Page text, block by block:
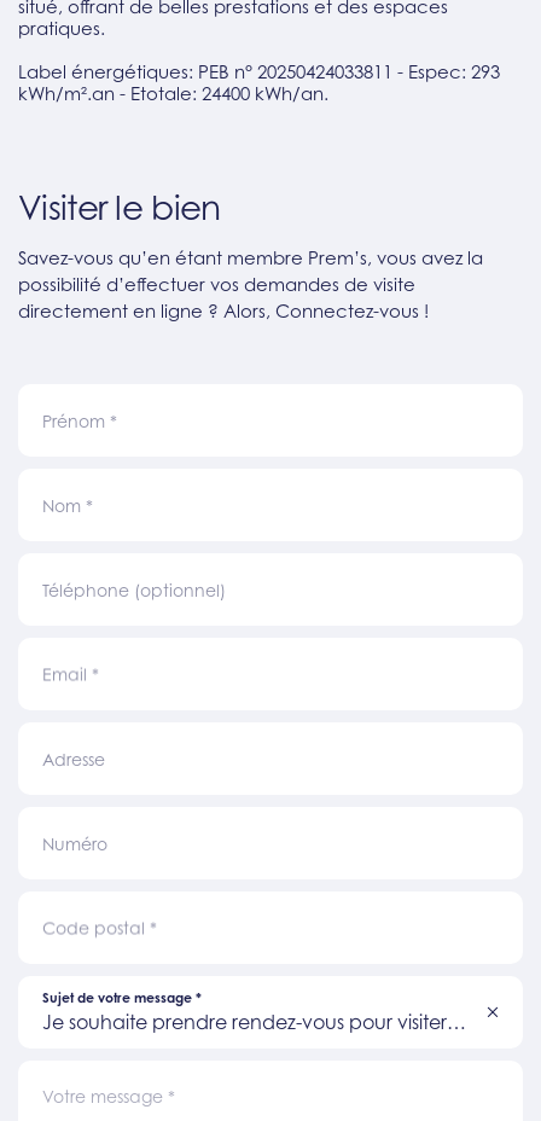
situé, offrant de belles prestations et des espaces
pratiques.
Label énergétiques: PEB n° 20250424033811 - Espec: 293
kWh/m².an - Etotale: 24400 kWh/an.
Visiter le bien
Savez-vous qu’en étant membre Prem’s, vous avez la
possibilité d’effectuer vos demandes de visite
directement en ligne ? Alors, Connectez-vous !
Prénom *
Nom *
Téléphone (optionnel)
Email *
Adresse
Numéro
Code postal *
Sujet de votre message *
Je souhaite prendre rendez-vous pour visiter
Votre message *